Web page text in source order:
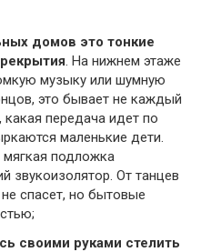
домов это тонкие
. На нижнем этаже
музыку или шумную
это бывает не каждый
передача идет по
маленькие дети.
мягкая подложка
звукоизолятор. От танцев
спасет, но бытовые
своими руками стелить